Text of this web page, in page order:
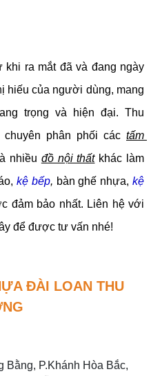
khi ra mắt đã và đang ngày
hiếu của người dùng, mang
trọng và hiện đại. Thu
phân phối các tấm
nhiều đồ nội thất khác làm
kệ bếp, bàn ghế nhựa, kệ
đảm bảo nhất. Liên hệ với
để được tư vấn nhé!
ĐÀI LOAN THU
Bằng, P.Khánh Hòa Bắc,